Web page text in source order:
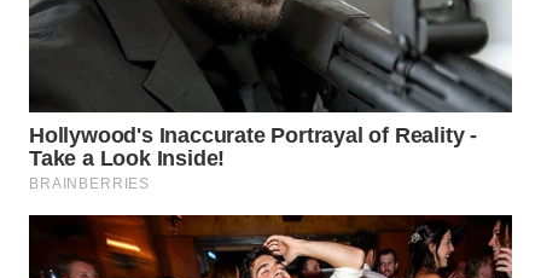
WN
SURABAYA
NATUNA
WN
BINTAN